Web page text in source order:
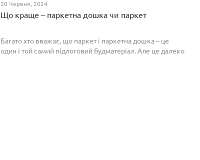
20 Червня, 2024
Що краще – паркетна дошка чи паркет
Багато хто вважає, що паркет і паркетна дошка – це
один і той самий підлоговий будматеріал. Але це далеко